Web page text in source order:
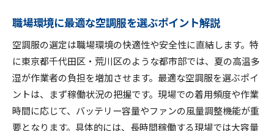
職場環境に最適な空調服を選ぶポイント解説
空調服の選定は職場環境の快適性や安全性に直結します。特
に東京都千代田区・荒川区のような都市部では、夏の高温多
湿が作業者の負担を増加させます。最適な空調服を選ぶポイ
ントは、まず稼働状況の把握です。現場での着用頻度や作業
時間に応じて、バッテリー容量やファンの風量調整機能が重
要となります。具体的には、長時間稼働する現場では大容量